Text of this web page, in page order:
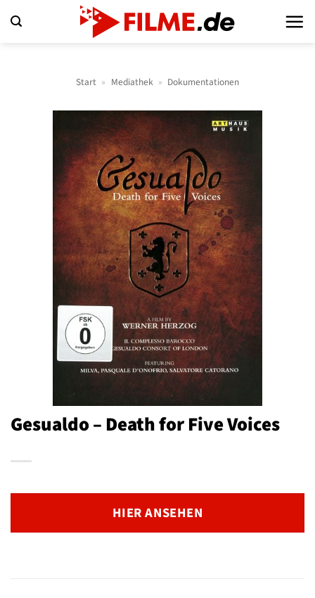
Inhalt
Start » Mediathek » Dokumentationen
Gesualdo – Death for Five Voices
HIER ANSEHEN